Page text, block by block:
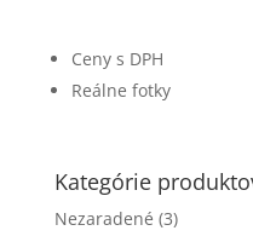
Ceny s DPH
Reálne fotky
Kategórie
Nezaradené (3)